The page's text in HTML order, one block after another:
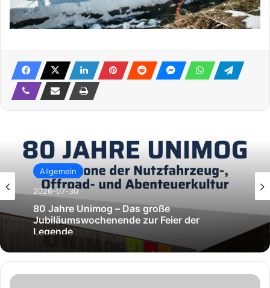
Allgemein
2026-07-30
80 Jahre Unimog – Das große
Jubiläumswochenende zur Feier der
Legende
N